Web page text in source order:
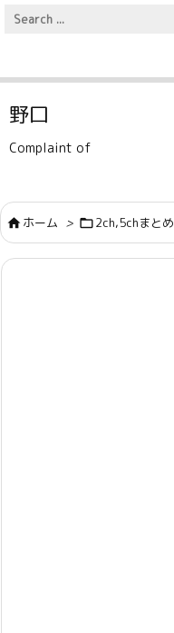
野口
Complaint of
ホーム > 2ch,5chまとめ